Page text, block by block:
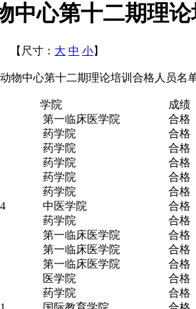
中心第十二期理
【尺寸： 大 中 小】
物中心第十二期理论培训合格人员名
学院 成绩
第一临床医学院 合格
药学院 合格
药学院 合格
药学院 合格
药学院 合格
药学院 合格
中医学院 合格
药学院 合格
第一临床医学院 合格
第一临床医学院 合格
第一临床医学院 合格
医学院 合格
药学院 合格